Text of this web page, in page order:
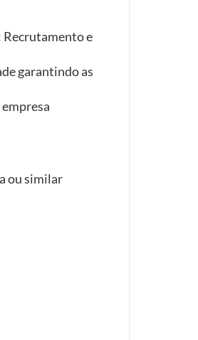
Recrutamento e
garantindo as
ou similar